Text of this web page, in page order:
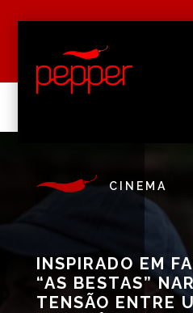
CINEMA
INSPIRADO EM
“AS BESTAS”
TENSÃO ENTRE